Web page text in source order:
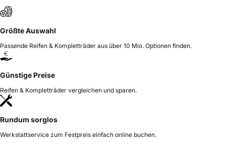
Größte Auswahl
Passende Reifen & Kompletträder aus über 10 Mio. Optionen finden.
Günstige Preise
Reifen & Kompletträder vergleichen und sparen.
Rundum sorglos
Werkstattservice zum Festpreis einfach online buchen.